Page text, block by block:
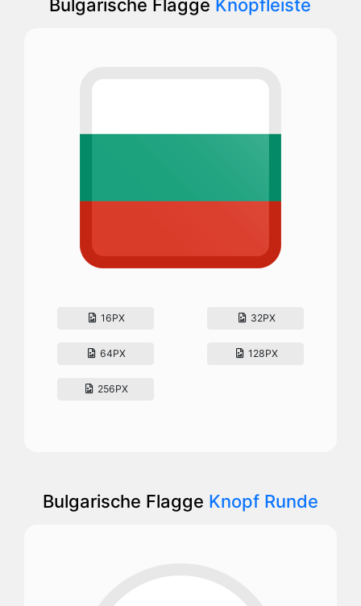
Bulgarische Flagge Knopfleiste
16PX 32PX
64PX 128PX
256PX
Bulgarische Flagge Knopf Runde